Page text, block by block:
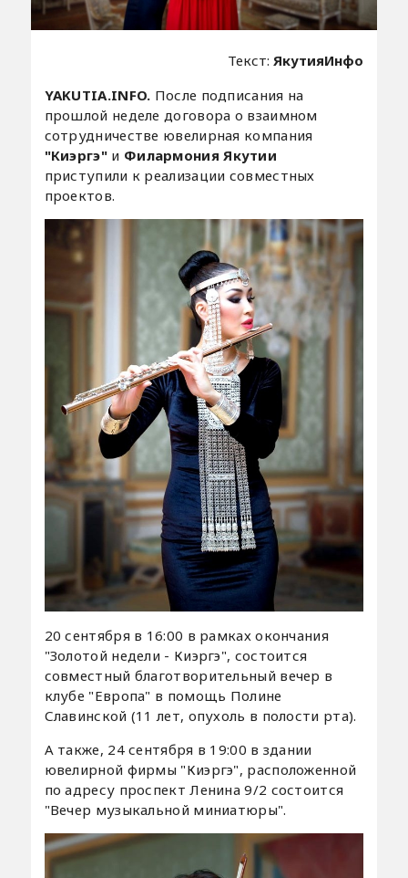
Текст: ЯкутияИнфо
YAKUTIA.INFO. После подписания на
прошлой неделе договора о взаимном
сотрудничестве ювелирная компания
"Киэргэ" и Филармония Якутии
приступили к реализации совместных
проектов.
20 сентября в 16:00 в рамках окончания
"Золотой недели - Киэргэ", состоится
совместный благотворительный вечер в
клубе "Европа" в помощь Полине
Славинской (11 лет, опухоль в полости рта).
А также, 24 сентября в 19:00 в здании
ювелирной фирмы "Киэргэ", расположенной
по адресу проспект Ленина 9/2 состоится
"Вечер музыкальной миниатюры".